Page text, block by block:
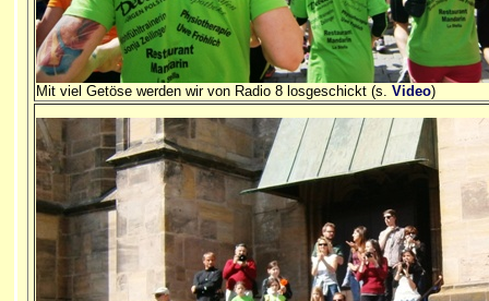
Mit viel Getöse werden wir von Radio 8 losgeschickt (s. Video)